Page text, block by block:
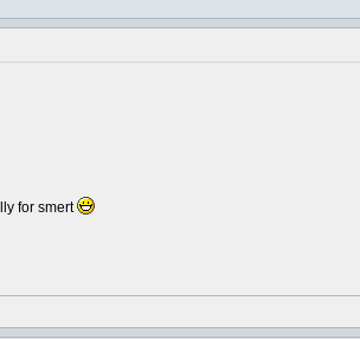
for smert